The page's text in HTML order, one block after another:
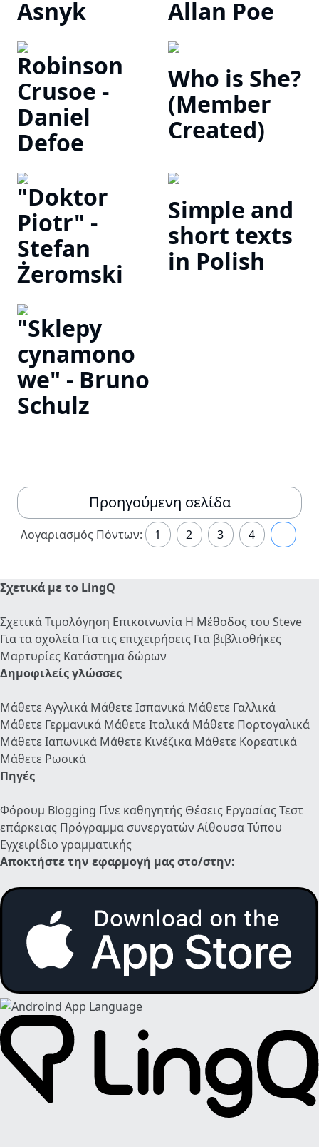
Asnyk
Allan Poe
Robinson
Crusoe -
Daniel
Defoe
Who is She?
(Member
Created)
"Doktor
Piotr" -
Stefan
Żeromski
Simple and
short texts
in Polish
"Sklepy
cynamono
we" - Bruno
Schulz
Προηγούμενη σελίδα
Λογαριασμός Πόντων: 1 2 3 4
Σχετικά με το LingQ
ΣχετικάΤιμολόγηση Επικοινωνία Η Μέθοδος του Steve
Για τα σχολεία Για τις επιχειρήσεις Για βιβλιοθήκες
Μαρτυρίες Κατάστημα δώρων
Δημοφιλείς γλώσσες
Μάθετε Αγγλικά Μάθετε Ισπανικά Μάθετε Γαλλικά
Μάθετε Γερμανικά Μάθετε Ιταλικά Μάθετε Πορτογαλικά
Μάθετε Ιαπωνικά Μάθετε Κινέζικα Μάθετε Κορεατικά
Μάθετε Ρωσικά
Πηγές
Φόρουμ Blogging Γίνε καθηγητής Θέσεις ΕργασίαςΤεστ
επάρκειας Πρόγραμμα συνεργατών Αίθουσα Τύπου
Εγχειρίδιο γραμματικής
Αποκτήστε την εφαρμογή μας στο/στην: